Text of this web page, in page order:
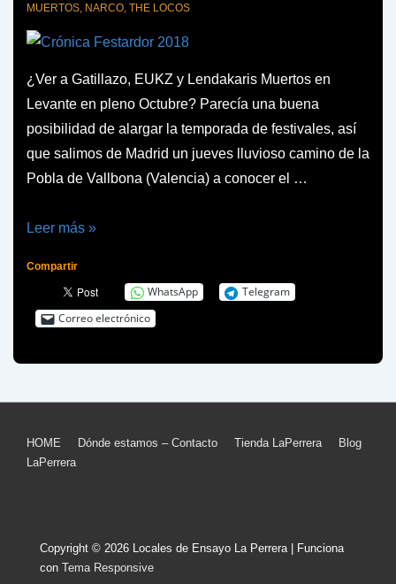
MUERTOS, NARCO, THE LOCOS
¿Ver a Gatillazo, EUKZ y Lendakaris Muertos en
Levante en pleno Octubre? Parecía una buena
posibilidad de alargar la temporada de festivales, así
que salimos de Madrid un jueves lluvioso camino de la
Pobla de Vallbona (Valencia) a conocer el …
Crónica
2018
Leer más »
Compartir
WhatsApp
Telegram
Correo electrónico
Menú
página
HOME Dónde estamos – Contacto Tienda LaPerrera
Blog
LaPerrera
Copyright © 2026 Locales de Ensayo La Perrera
| Funciona
con Tema Responsive